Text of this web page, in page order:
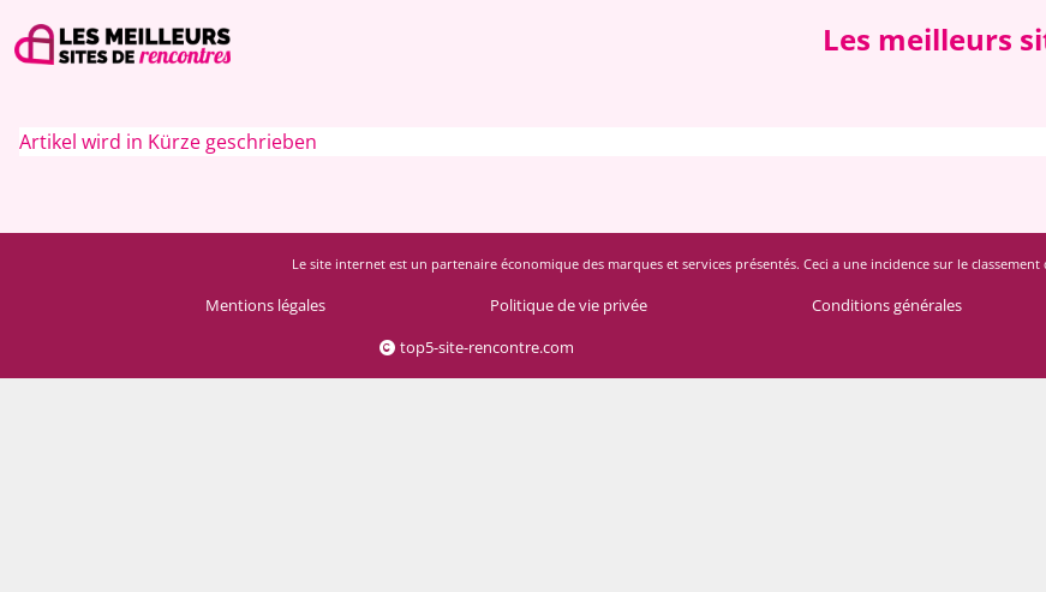
Les meilleurs
Artikel wird in Kürze geschrieben
Le site internet est un partenaire économique des marques et services présentés. Ceci a une incidence sur le classement
Mentions légales Politique de vie privée Conditions générales
top5-site-rencontre.com